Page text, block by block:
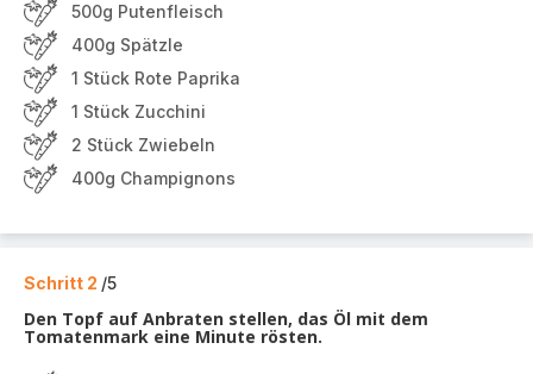
500g Putenfleisch
400g Spätzle
1 Stück Rote Paprika
1 Stück Zucchini
2 Stück Zwiebeln
400g Champignons
Schritt 2 /5
Den Topf auf Anbraten stellen, das Öl mit dem
Tomatenmark eine Minute rösten.